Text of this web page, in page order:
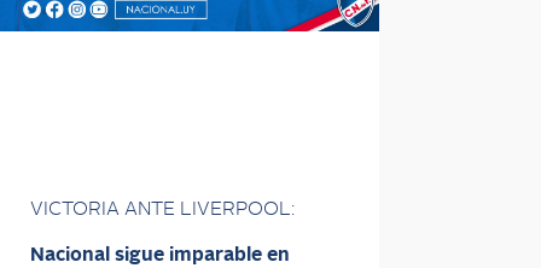
VICTORIA ANTE LIVERPOOL:
Nacional sigue imparable en